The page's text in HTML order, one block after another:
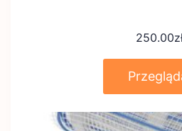
250.00